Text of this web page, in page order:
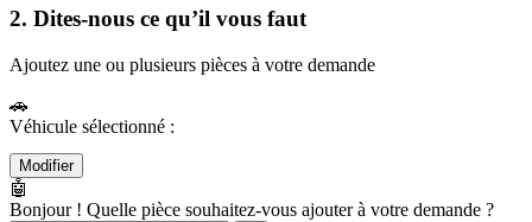
2. Dites-nous ce qu’il vous faut
Ajoutez une ou plusieurs pièces à votre demande
🚗
Véhicule sélectionné :
Modifier
🤖
Bonjour ! Quelle pièce souhaitez-vous ajouter à votre demande ?